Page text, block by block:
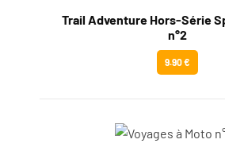
Trail Adventure Hors-Série
n°2
9.90 €